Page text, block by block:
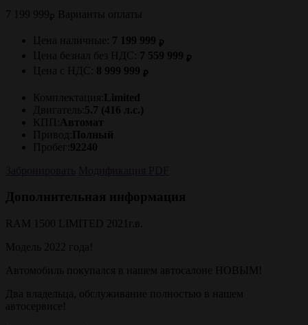
7 199 999 ₽ Варианты оплаты
Цена наличные: 7 199 999 ₽
Цена безнал без НДС: 7 559 999 ₽
Цена с НДС: 8 999 999 ₽
Комплектация: Limited
Двигатель:
5.7 (416 л.с.)
КПП:
Автомат
Привод:
Полный
Пробег: 92240
Дополнительная информация
RAM 1500 LIMITED 2021г.в.
Модель 2022 года!
Автомобиль покупался в нашем автосалоне НОВЫМ!
Два владельца, обслуживание полностью в нашем
автосервисе!